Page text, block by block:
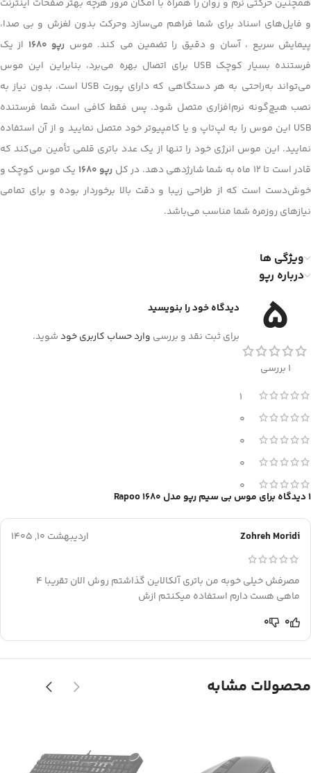
همچنین حرکتی نرم و روان را همراه با امکان مرور هرچه بهتر صفحات اینترنت
و فایل‌های اسناد برای شما فراهم می‌سازد وحرکت بدون لغزش و بی صدا،
پیمایش سریع ، آسان و دقیق را تضمین می کند. موس رپو 1680
از یک
فرستنده بسیار کوچک USB برای اتصال بهره می‌برد، بنابراین این موس
می‌تواند به‌راحتی به هر دستگاهی که دارای پورت USB است، بدون نیاز به
نصب هیچ‌گونه نرم‌افزاری متصل شود. پس فقط کافی است شما فرستنده
USB این موس را به لپ‌تاپ و یا کامپیوتر خود متصل نمایید و از آن استفاده
نمایید. این موس انرژی خود را تنها از یک عدد باتری قلمی تأمین می‌کند که
قادر است تا 12 ماه به شما شارژدهی دهد. در کل
رپو 1680
یک موس کوچک و
خوش‌دست است که از طراحی زیبا و دقت بالا برخوردار بوده و برای تمامی
نیازهای روزمره شما مناسب می‌باشد.
ویژگی ها
درباره رپو
5
1 بررسی
1
0
0
0
0
1 دیدگاه برای موس بی سیم رپو مدل Rapoo 1680
Zohreh Moridi اردیبهشت 10, 1405
مصرفش خیلی خوبه من باتری آلکالاین گذاشتم روش الان تقریبا 4
ماهی هست دارم استفاده میکنتم ازش
0
0
دیدگاه خود را بنویسید
برای ثبت نقد و بررسی وارد حساب کاربری خودشوید.
محصولات مشابه